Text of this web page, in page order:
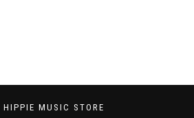
HIPPIE MUSIC STORE